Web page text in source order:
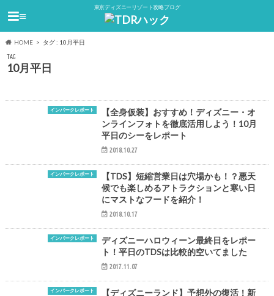
東京ディズニーリゾート攻略ブログ
≡
HOME タグ : 10月平日
TAG
10月平日
インパークレポート
【全身仮装】おすすめ！ディズニー・オ
ンラインフォトを徹底活用しよう！10月
平日のシーをレポート
2018.10.27
インパークレポート
【TDS】短縮営業日は穴場かも！？悪天
候でも楽しめるアトラクションと寒い日
にマストなフードを紹介！
2018.10.17
インパークレポート
ディズニーハロウィーン最終日をレポー
ト！平日のTDSは比較的空いてました
2017.11.07
インパークレポート
【ディズニーランド】予想外の復活！新